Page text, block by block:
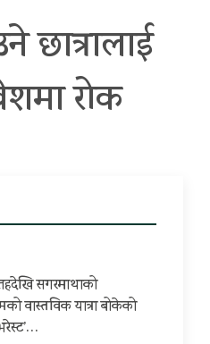
छात्रालाई
रोक
सगरमाथाको
वास्तविक यात्रा बोकेको